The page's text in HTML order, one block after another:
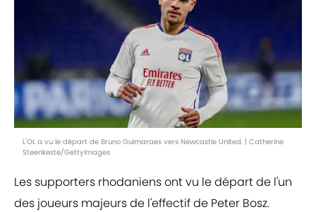
L'OL a vu le départ de Bruno Guimaraes vers Newcastle United. | Catherine
Steenkeste/GettyImages
Les supporters rhodaniens ont vu le départ de l'un
des joueurs majeurs de l'effectif de Peter Bosz.